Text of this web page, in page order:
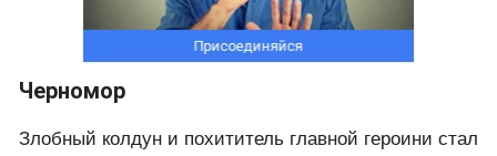
Черномор
Злобный колдун и похититель главной героини стал